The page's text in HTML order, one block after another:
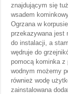
znajdującym się
wsadem
Ogrzana w
przekazywana jest
do instalacji, a
wędruje do
pomocą kominka z
wodnym możemy
również wodę
zainstalowana